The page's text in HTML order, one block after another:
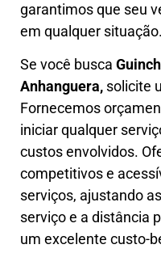
garantimos que seu
em qualquer situação.
Se você busca
Anhanguera, solicite
Fornecemos
iniciar qualquer
custos envolvidos.
competitivos e
serviços, ajustando
serviço e a distância
um excelente custo-